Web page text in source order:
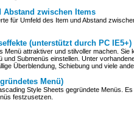
Abstand zwischen Items
für Umfeld des Item und Abstand
(unterstützt durch PC IE5+)
Menü attraktiver und stilvoller machen.
und Submenüs einstellen. Unter
Überblendung, Schiebung und viele
Menü)
Style Sheets gegründete Menüs.
festzusetzen.